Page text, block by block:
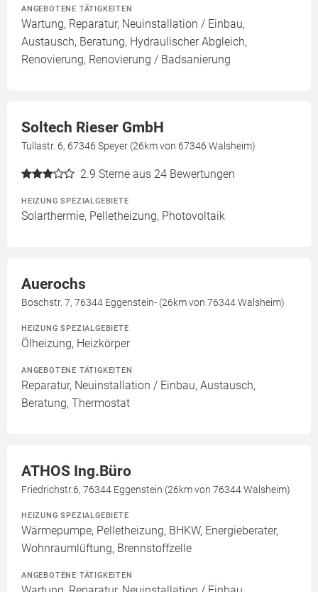
ANGEBOTENE TÄTIGKEITEN
Wartung, Reparatur, Neuinstallation / Einbau,
Austausch, Beratung, Hydraulischer Abgleich,
Renovierung, Renovierung / Badsanierung
Soltech Rieser GmbH
Tullastr. 6, 67346 Speyer (26km von 67346 Walsheim)
2.9 Sterne aus 24 Bewertungen
HEIZUNG SPEZIALGEBIETE
Solarthermie, Pelletheizung, Photovoltaik
Auerochs
Boschstr. 7, 76344 Eggenstein- (26km von 76344 Walsheim)
HEIZUNG SPEZIALGEBIETE
Ölheizung, Heizkörper
ANGEBOTENE TÄTIGKEITEN
Reparatur, Neuinstallation / Einbau, Austausch,
Beratung, Thermostat
ATHOS Ing.Büro
Friedrichstr.6, 76344 Eggenstein (26km von 76344 Walsheim)
HEIZUNG SPEZIALGEBIETE
Wärmepumpe, Pelletheizung, BHKW, Energieberater,
Wohnraumlüftung, Brennstoffzelle
ANGEBOTENE TÄTIGKEITEN